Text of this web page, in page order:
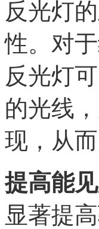
反光灯
性。对
反光灯
的光线
现，从
提高能
显著提